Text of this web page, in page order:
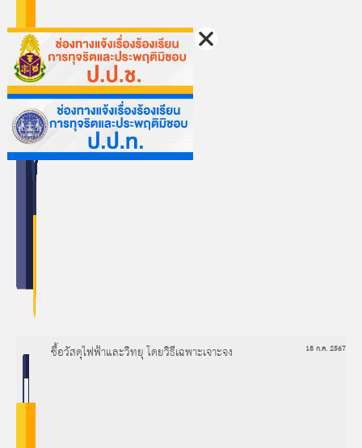
ซื้อวัสดุไฟฟ้าและวิทยุ โดยวิธีเฉพาะเจาะจง 18 ก.ค. 2567